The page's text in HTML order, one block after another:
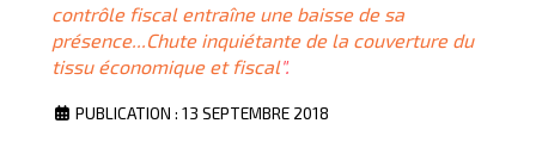
contrôle fiscal entraîne une baisse de sa
présence...Chute inquiétante de la couverture du
tissu économique et fiscal".
PUBLICATION : 13 SEPTEMBRE 2018